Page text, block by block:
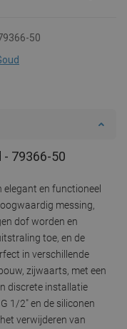
50
- 79366-50
elegant en functioneel
messing,
dof worden en
toe, en de
in verschillende
zijwaarts, met een
discrete installatie
1/2" en de siliconen
verwijderen van